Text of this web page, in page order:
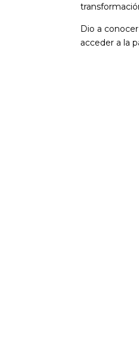
Dio a
acceder a la